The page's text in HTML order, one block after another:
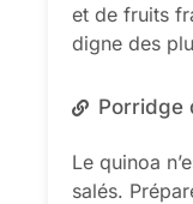
et de fruits
digne des
Porridge
Le quinoa
salés.